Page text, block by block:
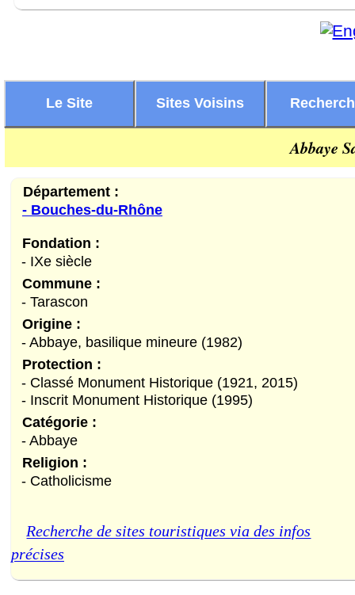
Le Site Sites Voisins
Abbaye
Département :
- Bouches-du-Rhône
Fondation :
- IXe siècle
Commune :
- Tarascon
Origine :
- Abbaye, basilique mineure (1982)
Protection :
- Classé Monument Historique (1921, 2015)
- Inscrit Monument Historique (1995)
Catégorie :
- Abbaye
Religion :
- Catholicisme
Recherche de sites touristiques via des infos
précises